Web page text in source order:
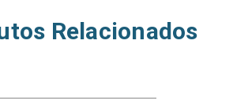
Relacionados